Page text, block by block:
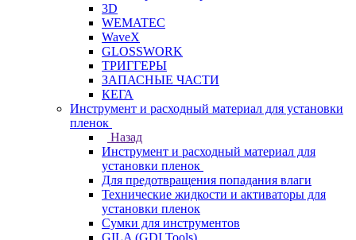
3D
WEMATEC
WaveX
GLOSSWORK
ТРИГГЕРЫ
ЗАПАСНЫЕ ЧАСТИ
КЕГА
Инструмент и расходный материал для установки
пленок
Назад
Инструмент и расходный материал для
установки пленок
Для предотвращения попадания влаги
Технические жидкости и активаторы для
установки пленок
Сумки для инструментов
GILA (GDI Tools)